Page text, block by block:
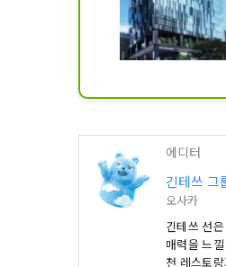
에디터
긴테쓰 그
오사카
긴테쓰 선
매력을 느
천 레스토